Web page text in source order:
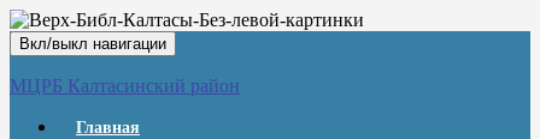
Вкл/выкл навигации
МЦРБ Калтасинский район
Главная